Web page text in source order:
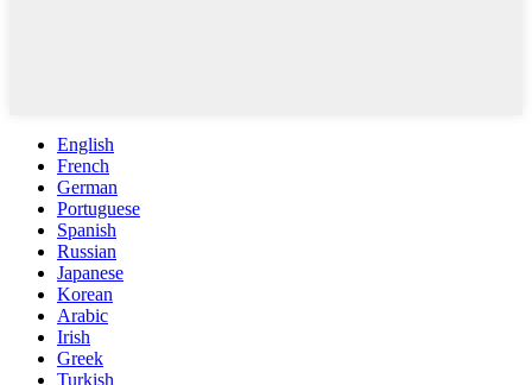
English
French
German
Portuguese
Spanish
Russian
Japanese
Korean
Arabic
Irish
Greek
Turkish